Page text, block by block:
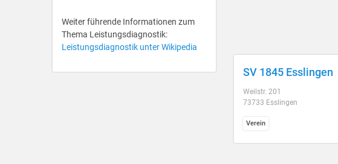
Weiter führende Informationen zum
Thema Leistungsdiagnostik:
Leistungsdiagnostik unter Wikipedia
SV 1845 Esslingen
Weilstr. 201
73733 Esslingen
Verein